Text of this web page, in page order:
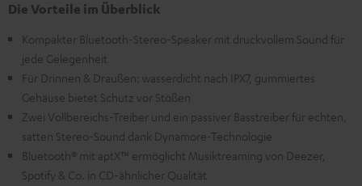
Die Vorteile im Überblick
Kompakter Bluetooth-Stereo-Speaker mit druckvollem Sound für
jede Gelegenheit
Für Drinnen & Draußen: wasserdicht nach IPX7, gummiertes
Gehäuse bietet Schutz vor Stößen
Zwei Vollbereichs-Treiber und ein passiver Basstreiber für echten,
satten Stereo-Sound dank Dynamore-Technologie
Bluetooth® mit aptX™ ermöglicht Musiktreaming von Deezer,
Spotify & Co. in CD-ähnlicher Qualität